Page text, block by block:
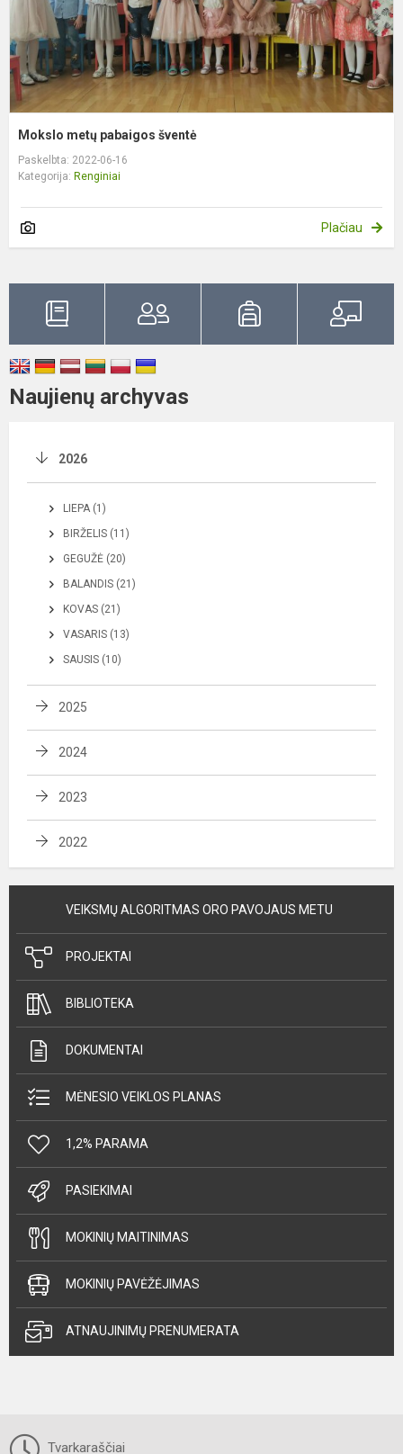
Mokslo metų pabaigos šventė
Paskelbta: 2022-06-16
Kategorija: Renginiai
Plačiau
Naujienų archyvas
2026
LIEPA (1)
BIRŽELIS (11)
GEGUŽĖ (20)
BALANDIS (21)
KOVAS (21)
VASARIS (13)
SAUSIS (10)
2025
2024
2023
2022
VEIKSMŲ ALGORITMAS ORO PAVOJAUS METU
PROJEKTAI
BIBLIOTEKA
DOKUMENTAI
MĖNESIO VEIKLOS PLANAS
1,2% PARAMA
PASIEKIMAI
MOKINIŲ MAITINIMAS
MOKINIŲ PAVĖŽĖJIMAS
ATNAUJINIMŲ PRENUMERATA
Tvarkaraščiai